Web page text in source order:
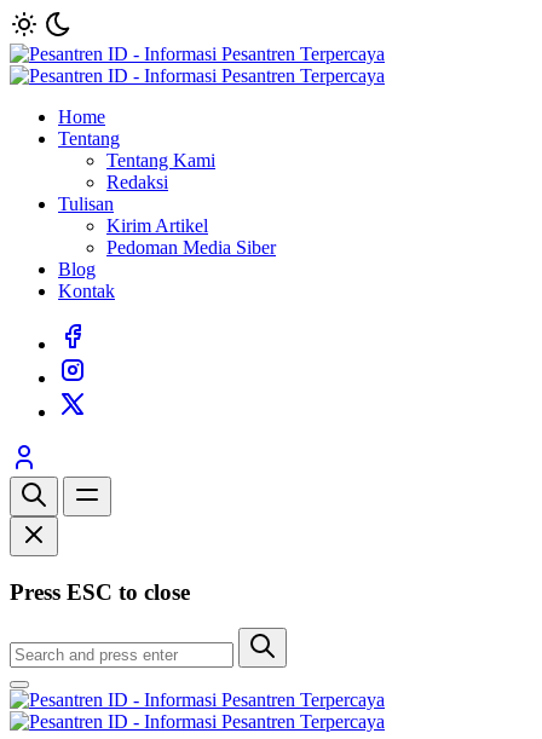
Home
Tentang
Tentang Kami
Redaksi
Tulisan
Kirim Artikel
Pedoman Media Siber
Blog
Kontak
Press ESC to close